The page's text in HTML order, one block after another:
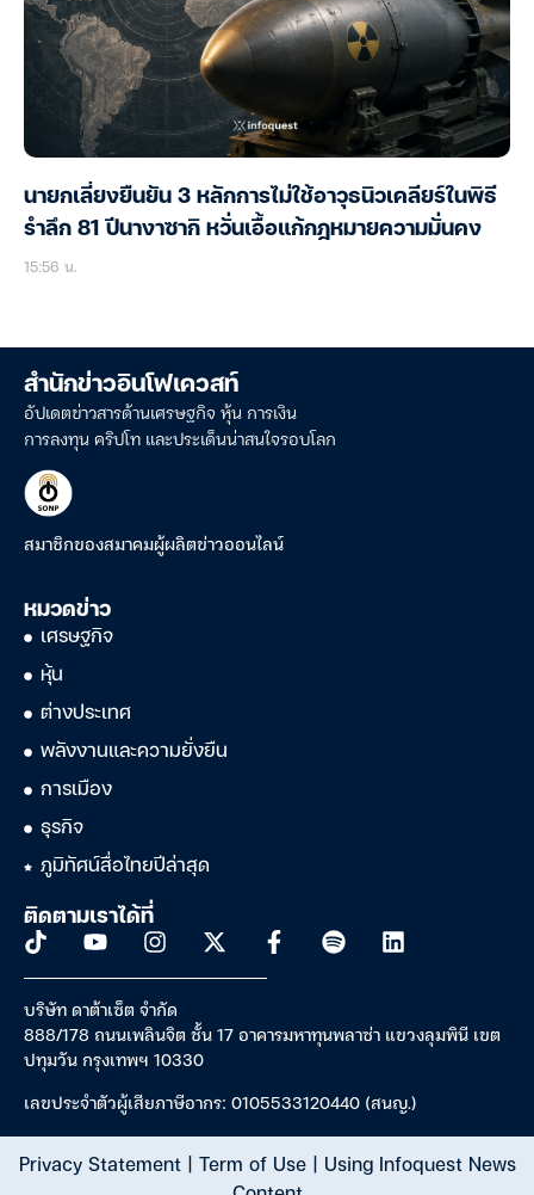
นายกเลี่ยงยืนยัน 3 หลักการไม่ใช้อาวุธนิวเคลียร์ในพิธี
รำลึก 81 ปีนางาซากิ หวั่นเอื้อแก้กฎหมายความมั่นคง
15:56 น.
สำนักข่าวอินโฟเควสท์
อัปเดตข่าวสารด้านเศรษฐกิจ หุ้น การเงิน
การลงทุน คริปโท และประเด็นน่าสนใจรอบโลก
สมาชิกของสมาคมผู้ผลิตข่าวออนไลน์
หมวดข่าว
เศรษฐกิจ
หุ้น
ต่างประเทศ
พลังงานและความยั่งยืน
การเมือง
ธุรกิจ
ภูมิทัศน์สื่อไทยปีล่าสุด
ติดตามเราได้ที่
บริษัท ดาต้าเซ็ต จำกัด
888/178 ถนนเพลินจิต ชั้น 17 อาคารมหาทุนพลาซ่า แขวงลุมพินี เขต
ปทุมวัน กรุงเทพฯ 10330
เลขประจำตัวผู้เสียภาษีอากร: 0105533120440 (สนญ.)
Privacy Statement| Term of Use| Using Infoquest News